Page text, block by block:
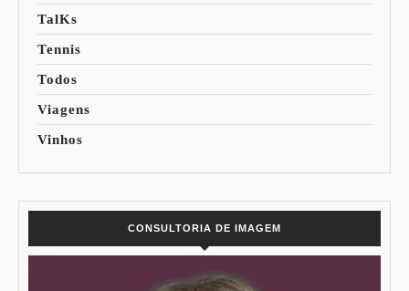
TalKs
Tennis
Todos
Viagens
Vinhos
CONSULTORIA DE IMAGEM